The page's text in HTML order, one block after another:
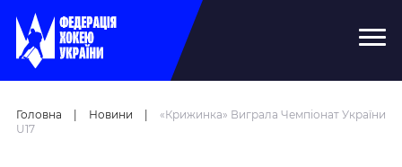
Головна Новини
«Крижинка» Виграла Чемпіонат України
U17